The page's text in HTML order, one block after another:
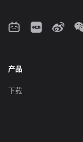
产品
下载